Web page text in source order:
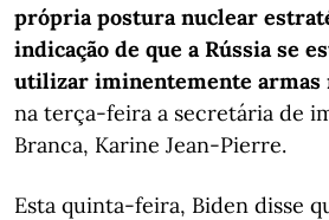
própria postura nuclear
indicação de que a Rússia se
utilizar iminentemente armas
na terça-feira a secretária de
Branca, Karine Jean-Pierre.
Esta quinta-feira, Biden disse